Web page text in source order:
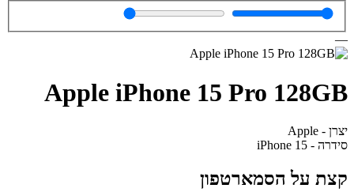
—
Apple iPhone 15 Pro 128GB
יצרן - Apple
סידרה - iPhone 15
קצת על הסמארטפון